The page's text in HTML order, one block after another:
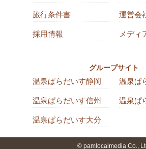
旅行条件書 運営会
採用情報 メディ
グループサイト
温泉ぱらだいす静岡 温泉ぱ
温泉ぱらだいす信州 温泉ぱ
温泉ぱらだいす大分
© pamlocalmedia Co.,